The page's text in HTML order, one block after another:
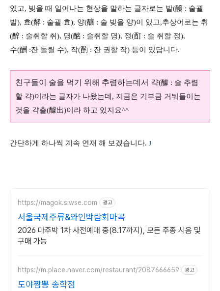
있고, 빚을 때 일어나는 현상을 말하는 글자로는 발(醱 : 술괼
발), 효(酵 : 술괼 효), 양(釀 : 술 빚을 양)이 있고,추상어로는 취
(醉 : 술취할 취 ), 명(酩 : 술취할 명), 정(酊 : 술 취할 정),
수(酬 :잔 돌릴 수), 작(酌 : 잔 권할 작) 등이 있답니다.
친구들이 술을 먹기 위해 추렴하는데서 갹(醵 : 술 추렴
할 갹)이라는 글자가 나왔는데 , 지금은 기부금 거둬들이는
것을 갹출(醵出)이라 하고 있지요^^
간단하게 하나씩 계속 연재 해 보겠습니다. J
https://magok.siwse.com 광고
서울국제주류&와인박람회마곡
2026 마주박 1차 사전예매 중(8.17까지), 모든 주종 시음 및
구매 가능
https://m.place.naver.com/restaurant/2087666659 광고
도야짬뽕 송학점